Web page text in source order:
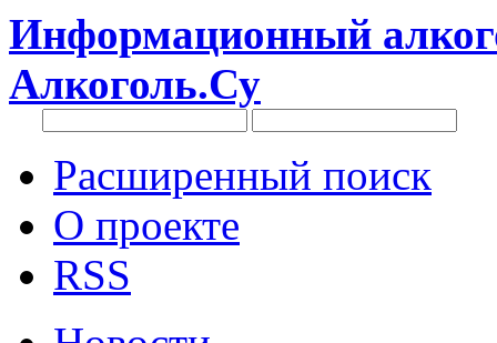
Информационный
Алкоголь.Су
Расширенный поиск
О проекте
RSS